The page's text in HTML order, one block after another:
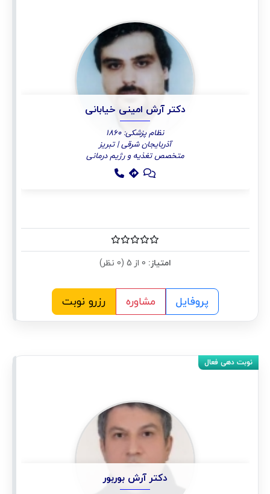
دکتر آرش امینی خیابانی
نظام پزشکی: 1860
آذربایجان شرقی | تبریز
متخصص تغذیه و رژیم درمانی
امتیاز:
پروفایل مشاوره رزرو نوبت
دکتر آرش بوربور